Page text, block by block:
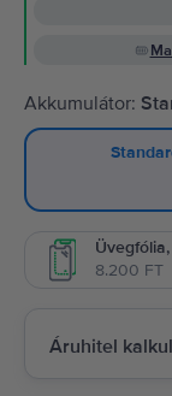
Akkumulátor:
8.200 FT
Áruhitel